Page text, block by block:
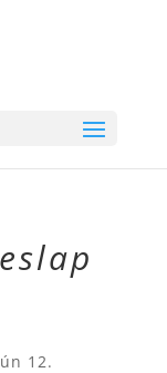
12.